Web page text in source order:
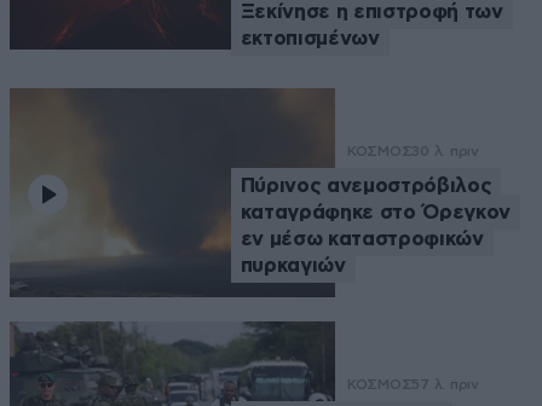
Ξεκίνησε η επιστροφή των
εκτοπισμένων
ΚΟΣΜΟΣ30 λ. πριν
Πύρινος ανεμοστρόβιλος
καταγράφηκε στο Όρεγκον
εν μέσω καταστροφικών
πυρκαγιών
ΚΟΣΜΟΣ57 λ. πριν